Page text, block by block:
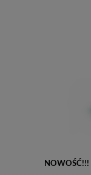
NOWOŚĆ!!!